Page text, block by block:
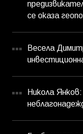
се оказа
Весела
Никола